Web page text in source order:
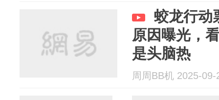
蛟龙行动
原因曝光，
是头脑热
周周BB机 2025-09-